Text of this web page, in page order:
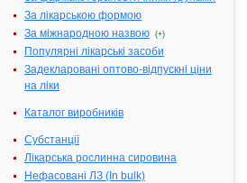
За лікарською формою
За міжнародною назвою (+)
Популярні лікарські засоби
Задекларовані оптово-відпускні ціни
на ліки
Каталог виробників
Субстанції
Лікарська рослинна сировина
Нефасовані ЛЗ (In bulk)